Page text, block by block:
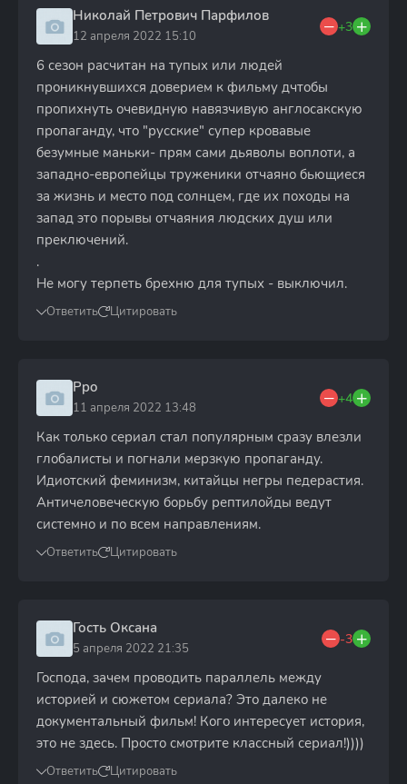
Николай Петрович Парфилов
12 апреля 2022 15:10
+3
6 сезон расчитан на тупых или людей
проникнувшихся доверием к фильму дчтобы
пропихнуть очевидную навязчивую англосакскую
пропаганду, что "русские" супер кровавые
безумные маньки- прям сами дьяволы воплоти, а
западно-европейцы труженики отчаяно бьющиеся
за жизнь и место под солнцем, где их походы на
запад это порывы отчаяния людских душ или
преключений.
.
Не могу терпеть брехню для тупых - выключил.
Ответить Цитировать
Ppo
11 апреля 2022 13:48
+4
Как только сериал стал популярным сразу влезли
глобалисты и погнали мерзкую пропаганду.
Идиотский феминизм, китайцы негры педерастия.
Античеловеческую борьбу рептилойды ведут
системно и по всем направлениям.
Ответить Цитировать
Гость Оксана
5 апреля 2022 21:35
-3
Господа, зачем проводить параллель между
историей и сюжетом сериала? Это далеко не
документальный фильм! Кого интересует история,
это не здесь. Просто смотрите классный сериал!))))
Ответить Цитировать